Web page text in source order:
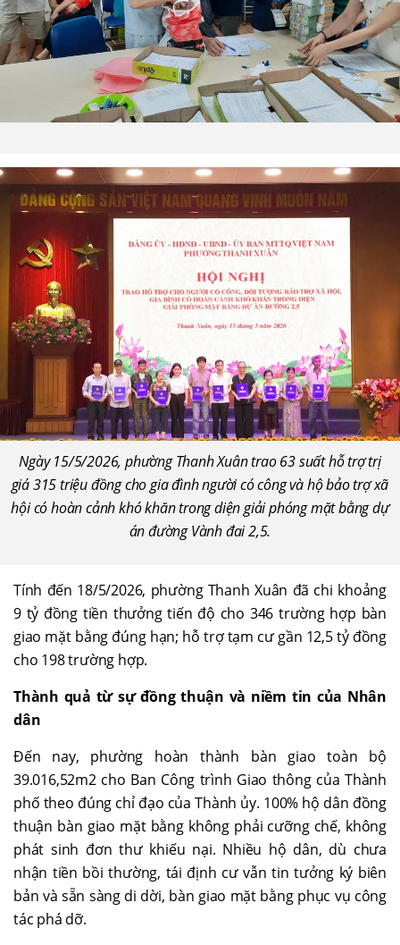
Ngày 15/5/2026, phường Thanh Xuân trao 63 suất hỗ trợ trị
giá 315 triệu đồng cho gia đình người có công và hộ bảo trợ xã
hội có hoàn cảnh khó khăn trong diện giải phóng mặt bằng dự
án đường Vành đai 2,5.
Tính đến 18/5/2026, phường Thanh Xuân đã chi khoảng
9 tỷ đồng tiền thưởng tiến độ cho 346 trường hợp bàn
giao mặt bằng đúng hạn; hỗ trợ tạm cư gần 12,5 tỷ đồng
cho 198 trường hợp.
Thành quả từ sự đồng thuận và niềm tin của Nhân
dân
Đến nay, phường hoàn thành bàn giao toàn bộ
39.016,52m2 cho Ban Công trình Giao thông của Thành
phố theo đúng chỉ đạo của Thành ủy. 100% hộ dân đồng
thuận bàn giao mặt bằng không phải cưỡng chế, không
phát sinh đơn thư khiếu nại. Nhiều hộ dân, dù chưa
nhận tiền bồi thường, tái định cư vẫn tin tưởng ký biên
bản và sẵn sàng di dời, bàn giao mặt bằng phục vụ công
tác phá dỡ.